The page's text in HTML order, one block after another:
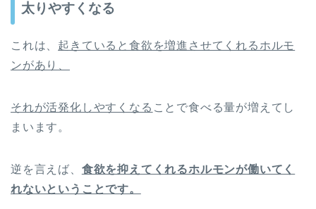
太りやすくなる
これは、 起きていると食欲を増進させてくれるホルモ
ンがあり、
それが活発化しやすくなる ことで食べる量が増えてし
まいます。
逆を言えば、 食欲を抑えてくれるホルモンが働いてく
れないということです。